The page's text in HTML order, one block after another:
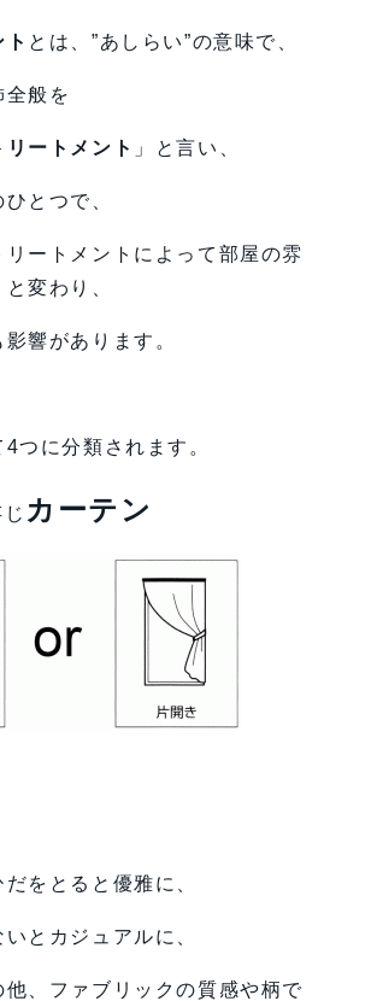
ト とは、”あしらい”の意味で、
全般を
リートメント 」と言い、
とつで、
リートメントによって部屋の雰
変わり、
響があります。
つに分類されます。
カーテン
をとると優雅に、
とカジュアルに、
他、ファブリックの質感や柄で